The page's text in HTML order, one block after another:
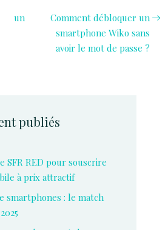
un
Comment débloquer un
smartphone Wiko sans
avoir le mot de passe ?
publiés
SFR RED pour souscrire
à prix attractif
smartphones : le match